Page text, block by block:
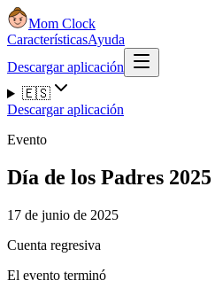
Mom Clock
CaracterísticasAyuda
Descargar aplicación
🇪🇸
Descargar aplicación
Evento
Día de los Padres 2025
17 de junio de 2025
Cuenta regresiva
El evento terminó